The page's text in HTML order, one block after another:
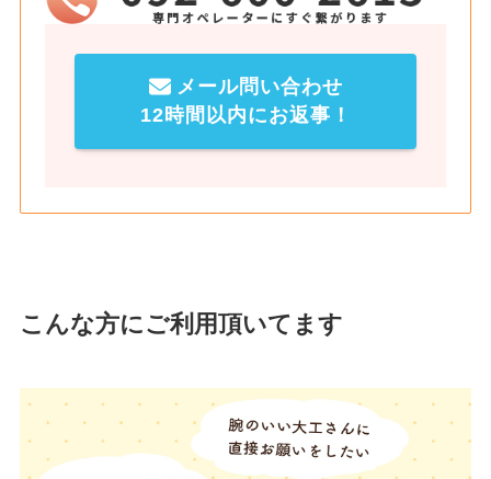
メール問い合わせ
12時間以内にお返事！
こんな方にご利用頂いてます